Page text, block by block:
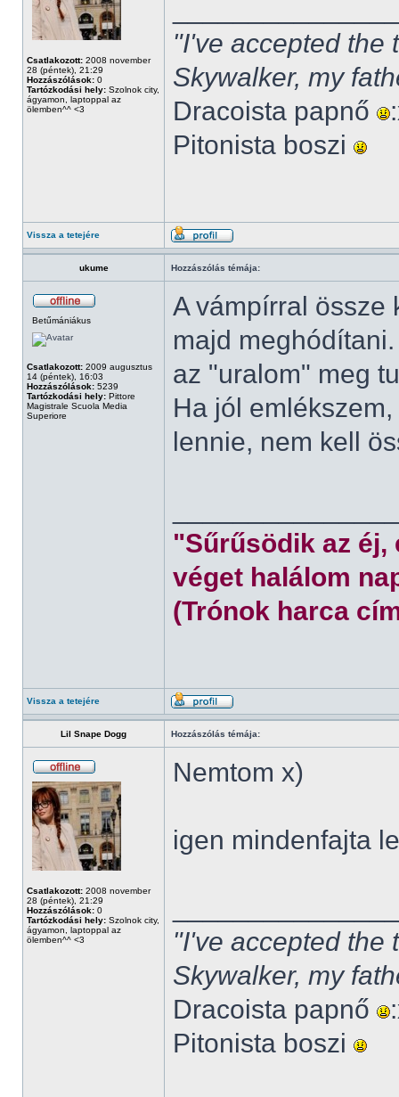
Csatlakozott: 2008 november
28 (péntek), 21:29
Hozzászólások: 0
Tartózkodási hely: Szolnok city,
ágyamon, laptoppal az
ölemben^^ <3
"I've accepted the
Skywalker, my
Dracoista papnő
Pitonista boszi
Vissza a tetejére
ukume Hozzászólás témája:
Betűmániákus
Csatlakozott: 2009 augusztus
14 (péntek), 16:03
Hozzászólások: 5239
Tartózkodási hely: Pittore
Magistrale Scuola Media
Superiore
A vámpírral össze
majd
az "uralom" meg
Ha jól
lennie, nem kell
"Sűrűsödik az éj,
véget halálom
(Trónok harca
Vissza a tetejére
Lil Snape Dogg Hozzászólás témája:
Csatlakozott: 2008 november
28 (péntek), 21:29
Hozzászólások: 0
Tartózkodási hely: Szolnok city,
ágyamon, laptoppal az
ölemben^^ <3
Nemtom x)
igen mindenfajta
"I've accepted the
Skywalker, my
Dracoista papnő
Pitonista boszi